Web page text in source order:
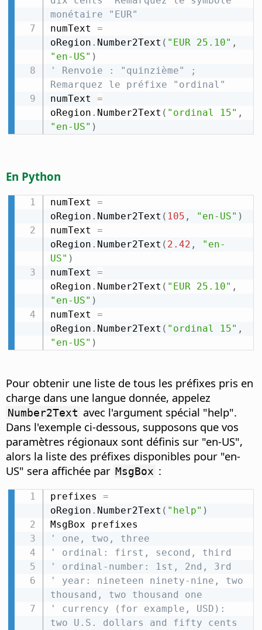
monétaire "EUR"
numText =
oRegion . Number2Text ( "EUR 25.10" ,
"en-US" )
' Renvoie : "quinzième" ;
Remarquez le préfixe "ordinal"
numText =
oRegion . Number2Text ( "ordinal 15" ,
"en-US" )
En Python
numText =
oRegion . Number2Text ( 105 , "en-US" )
numText =
oRegion . Number2Text ( 2.42 ,
"en-
US" )
numText =
oRegion . Number2Text ( "EUR 25.10" ,
"en-US" )
numText =
oRegion . Number2Text ( "ordinal 15" ,
"en-US" )
Pour obtenir une liste de tous les préfixes pris en
charge dans une langue donnée, appelez
Number2Text avec l'argument spécial "help".
Dans l'exemple ci-dessous, supposons que vos
paramètres régionaux sont définis sur "en-US",
alors la liste des préfixes disponibles pour "en-
US" sera affichée par MsgBox :
prefixes =
oRegion . Number2Text ( "help" )
' one, two, three
' ordinal: first, second, third
' ordinal-number: 1st, 2nd, 3rd
' year: nineteen ninety-nine, two
thousand, two thousand one
' currency (for example, USD):
two U.S. dollars and fifty cents